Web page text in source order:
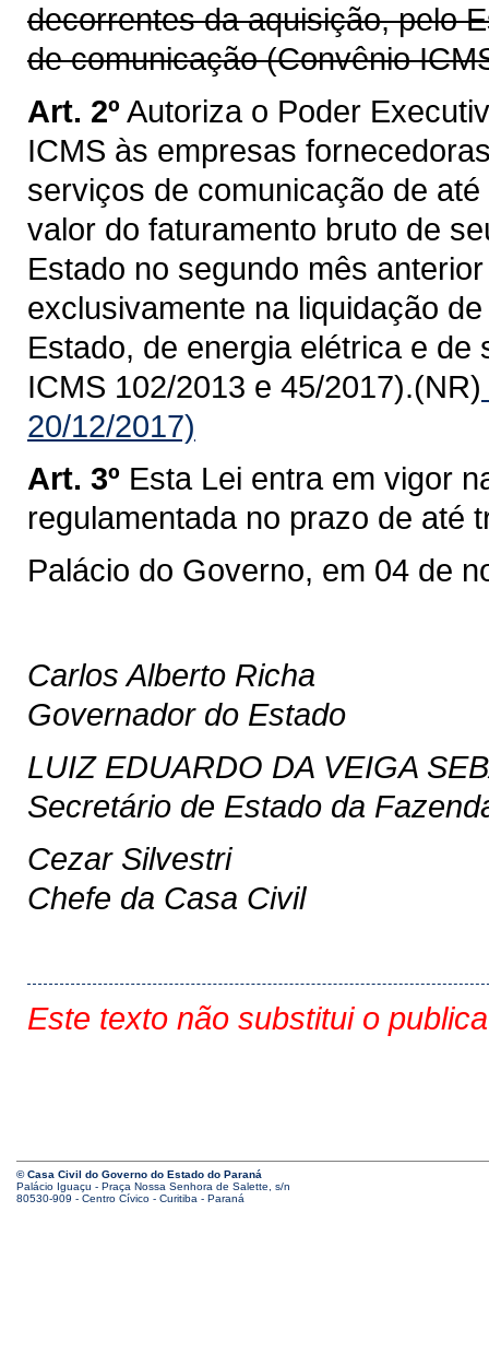
decorrentes da aquisição, pelo
de comunicação (Convênio
Art. 2º Autoriza o Poder
ICMS às empresas
serviços de comunicação de
valor do faturamento bruto de
Estado no segundo mês
exclusivamente na liquidação
Estado, de energia elétrica e
ICMS 102/2013 e 45/2017).(NR)
20/12/2017)
Art. 3º Esta Lei entra em vigor
regulamentada no prazo de até
Palácio do Governo, em 04 de
Carlos Alberto Richa
Governador do Estado
LUIZ EDUARDO DA VEIGA
Secretário de Estado da
Cezar Silvestri
Chefe da Casa Civil
Este texto não substitui o
© Casa Civil do Governo do Estado do Paraná
Palácio Iguaçu - Praça Nossa Senhora de Salette, s/n
80530-909 - Centro Cívico - Curitiba - Paraná